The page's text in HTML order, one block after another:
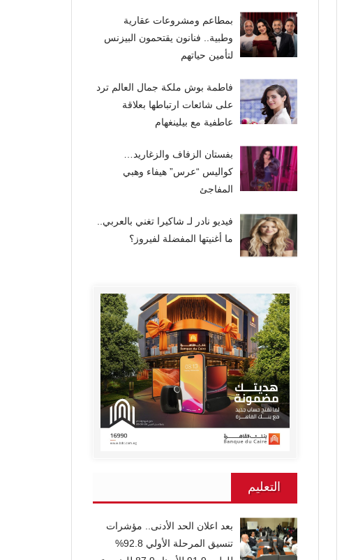
بمطاعم ومشروعات عقارية
وطبية.. فنانون يقتحمون البيزنس
لتأمين حياتهم
فاطمة بوش ملكة جمال العالم ترد
على شائعات ارتباطها بعلاقة
عاطفية مع بيلينغهام
بفستان الزفاف والزغاريد…
كواليس “عرس” هيفاء وهبي
المفاجئ
فيديو نادر لـ شاكيرا تغني بالعربي..
ما أغنيتها المفضلة لفيروز؟
التعليم
بعد اعلان الحد الأدنى.. مؤشرات
تنسيق المرحلة الأولي 92.8%